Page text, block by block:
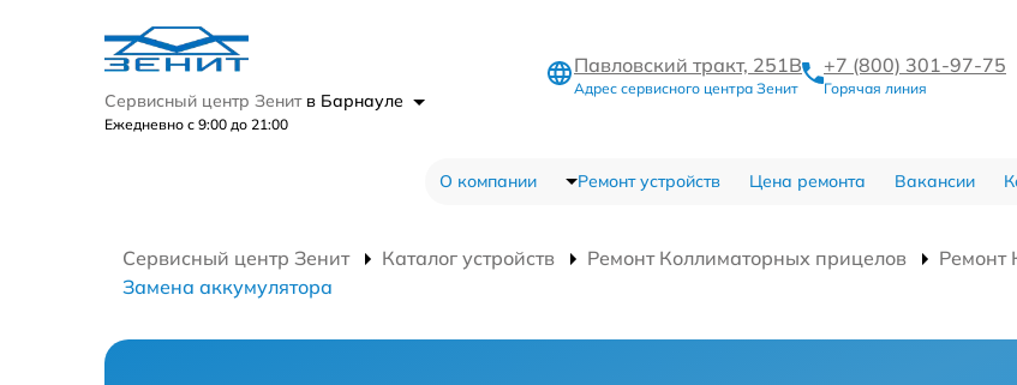
Сервисный центр Зенит в Барнауле
Ежедневно с 9:00 до 21:00
Павловский тракт, 251В
Адрес сервисного центра Зенит
+7 (800) 301-97-75
Горячая линия
О компании Ремонт устройств Цена ремонта Вакансии
Сервисный центр Зенит Каталог устройств Ремонт Коллиматорных прицелов
Ремонт
Замена аккумулятора